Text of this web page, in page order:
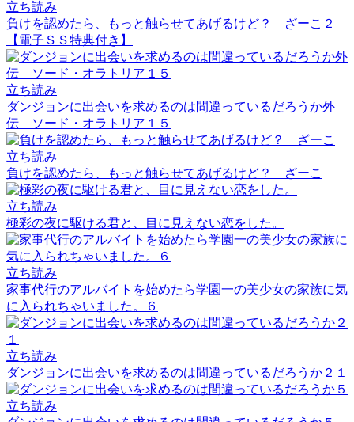
立ち読み
負けを認めたら、もっと触らせてあげるけど？ ざーこ２
【電子ＳＳ特典付き】
立ち読み
ダンジョンに出会いを求めるのは間違っているだろうか外
伝 ソード・オラトリア１５
立ち読み
負けを認めたら、もっと触らせてあげるけど？ ざーこ
立ち読み
極彩の夜に駆ける君と、目に見えない恋をした。
立ち読み
家事代行のアルバイトを始めたら学園一の美少女の家族に気
に入られちゃいました。６
立ち読み
ダンジョンに出会いを求めるのは間違っているだろうか２１
立ち読み